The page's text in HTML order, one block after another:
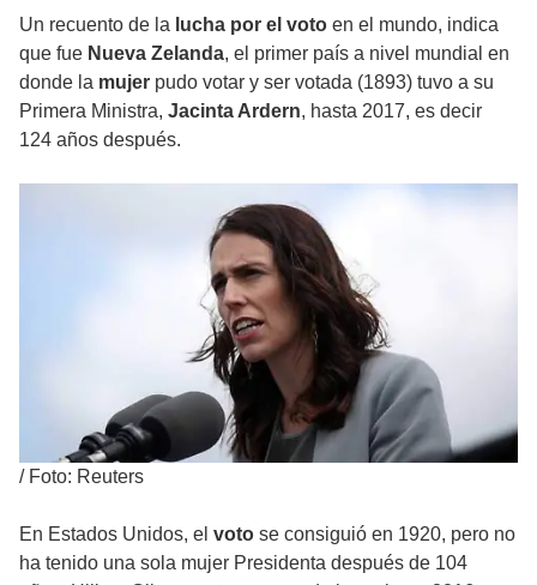
Un recuento de la lucha por el voto en el mundo, indica
que fue Nueva Zelanda, el primer país a nivel mundial en
donde la mujer pudo votar y ser votada (1893) tuvo a su
Primera Ministra, Jacinta Ardern, hasta 2017, es decir
124 años después.
/ Foto: Reuters
En Estados Unidos, el voto se consiguió en 1920, pero no
ha tenido una sola mujer Presidenta después de 104